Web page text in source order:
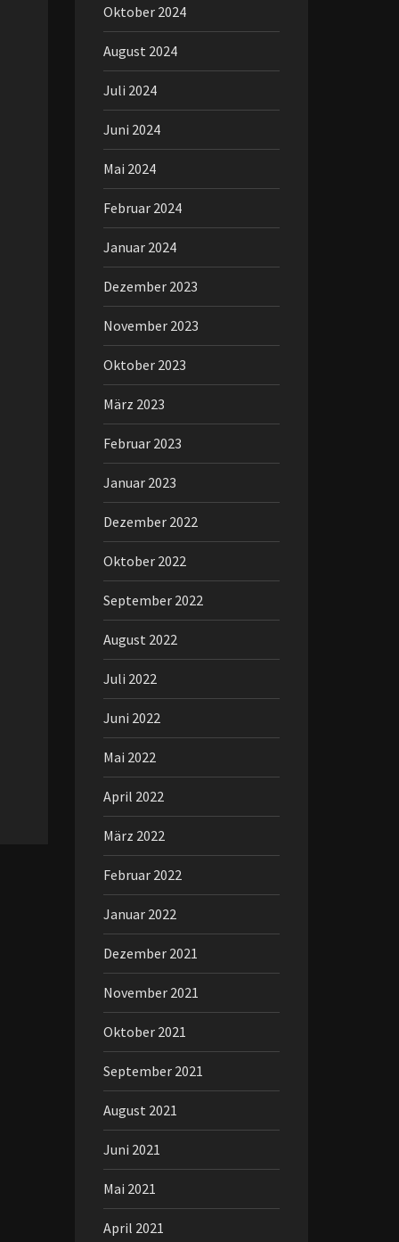
Oktober 2024
August 2024
Juli 2024
Juni 2024
Mai 2024
Februar 2024
Januar 2024
Dezember 2023
November 2023
Oktober 2023
März 2023
Februar 2023
Januar 2023
Dezember 2022
Oktober 2022
September 2022
August 2022
Juli 2022
Juni 2022
Mai 2022
April 2022
März 2022
Februar 2022
Januar 2022
Dezember 2021
November 2021
Oktober 2021
September 2021
August 2021
Juni 2021
Mai 2021
April 2021